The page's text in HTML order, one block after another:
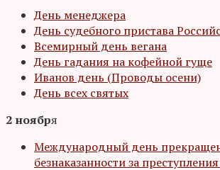
День менеджера
День судебного пристава
Всемирный день вегана
День гадания на кофейной гуще
Иванов день (Проводы осени)
День всех святых
2 ноября
Международный день
безнаказанности за